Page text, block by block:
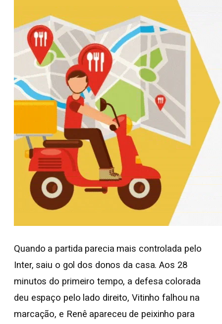
Quando a partida parecia mais controlada pelo
Inter, saiu o gol dos donos da casa. Aos 28
minutos do primeiro tempo, a defesa colorada
deu espaço pelo lado direito, Vitinho falhou na
marcação, e Renê apareceu de peixinho para